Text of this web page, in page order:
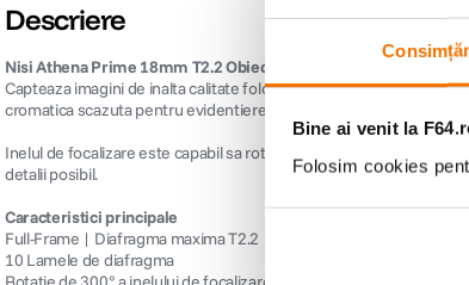
Bine ai venit la
Folosim cookies
Descriere
Nisi Athena Prime 18mm T2.2 Obiectiv Cinematic Mirrorless
Capteaza imagini de inalta calitate folosind o camera full-frame
cromatica scazuta pentru evidentierea detaliilor imaginii fara
Inelul de focalizare este capabil sa roteasca 300° pentru un
detalii posibil.
Caracteristici principale
Full-Frame | Diafragma maxima T2.2
10 Lamele de diafragma